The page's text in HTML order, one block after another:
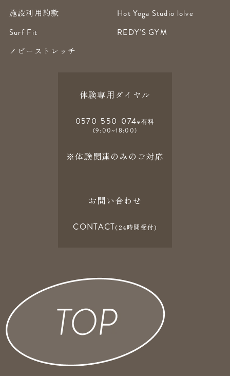
施設利用約款
Hot Yoga Studio lolve
Surf Fit
REDY'S GYM
ノビーストレッチ
体験専用ダイヤル
0570-550-074※有料
(9:00~18:00)
※体験関連のみのご対応
お問い合わせ
CONTACT(24時間受付)